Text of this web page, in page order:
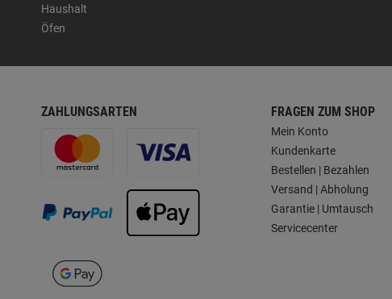
Haushalt
Öfen
ZAHLUNGSARTEN FRAGEN ZUM SHOP
Mein Konto
Kundenkarte
Bestellen | Bezahlen
Versand | Abholung
Garantie | Umtausch
Servicecenter